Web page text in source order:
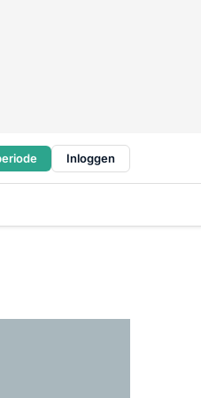
Inloggen